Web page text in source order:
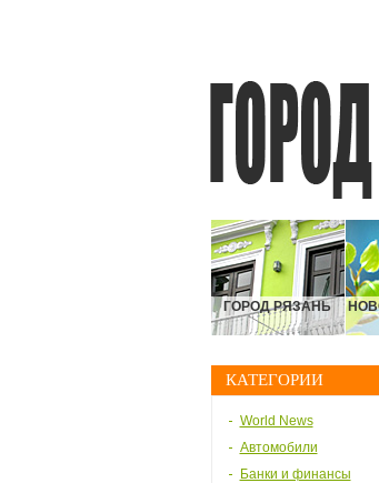
ГОРОД РЯЗАНЬ
КАТЕГОРИИ
World News
Автомобили
Банки и финансы